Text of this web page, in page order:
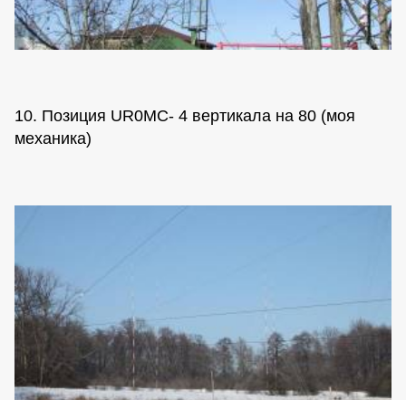
10. Позиция UR0MC- 4 вертикала на 80 (моя
механика)